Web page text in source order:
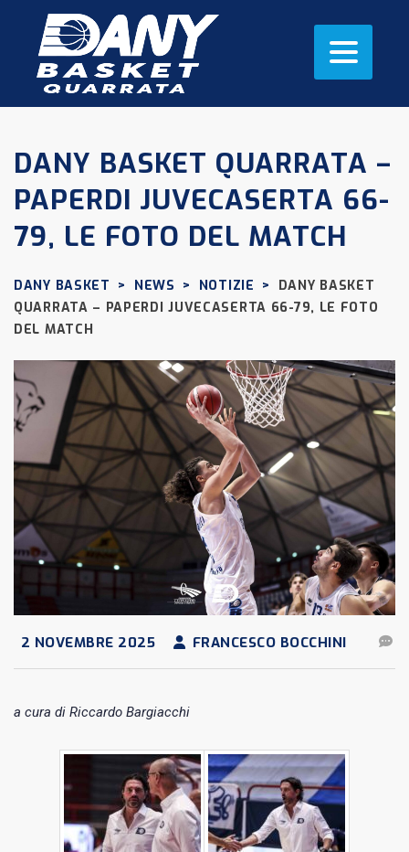
DANY BASKET QUARRATA –
PAPERDI JUVECASERTA 66-
79, LE FOTO DEL MATCH
DANY BASKET > NEWS > NOTIZIE >
DANY BASKET
QUARRATA – PAPERDI JUVECASERTA 66-79, LE FOTO
DEL MATCH
2 NOVEMBRE 2025 FRANCESCO BOCCHINI
a cura di Riccardo Bargiacchi